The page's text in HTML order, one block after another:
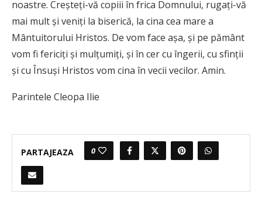
noastre. Creșteți-vă copiii în frica Domnului, rugați-vă
mai mult și veniți la biserică, la cina cea mare a
Mântuitorului Hristos. De vom face așa, și pe pământ
vom fi fericiți și mulțumiți, și în cer cu îngerii, cu sfinții
și cu Însuși Hristos vom cina în vecii vecilor. Amin.
Parintele Cleopa Ilie
PARTAJEAZA 0